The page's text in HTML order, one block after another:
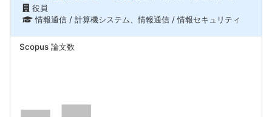
役員
情報通信 / 計算機システム、情報通信 / 情報セキュリティ
Scopus 論文数